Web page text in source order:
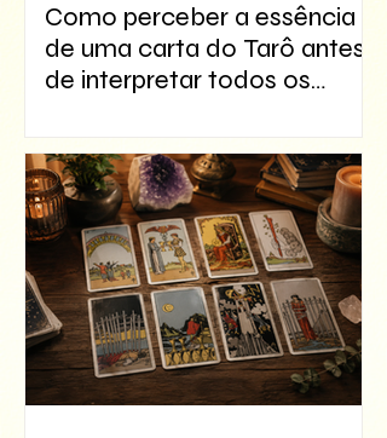
Como perceber a essência
de uma carta do Tarô antes
de interpretar todos os